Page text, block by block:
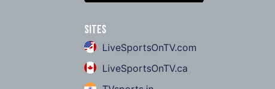
Sites
LiveSportsOnTV.com
LiveSportsOnTV.ca